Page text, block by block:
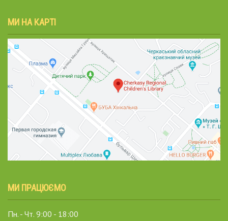
МИ НА КАРТІ
МИ ПРАЦЮЄМО
Пн. - Чт. 9:00 - 18:00